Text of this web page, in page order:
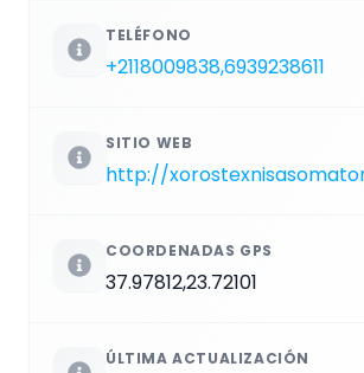
TELÉFONO
+2118009838,6939238611
SITIO WEB
http://
COORDENADAS GPS
37.97812,23.72101
ÚLTIMA ACTUALIZACIÓN